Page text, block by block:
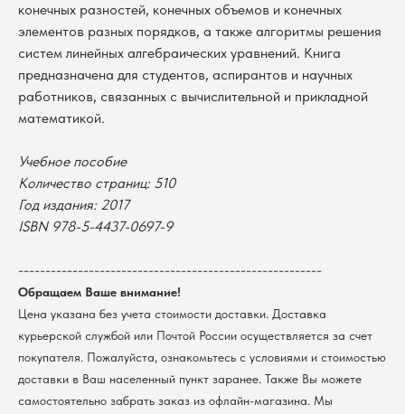
конечных разностей, конечных объемов и конечных
элементов разных порядков, а также алгоритмы решения
систем линейных алгебраических уравнений. Книга
предназначена для студентов, аспирантов и научных
работников, связанных с вычислительной и прикладной
математикой.
Учебное пособие
Количество страниц: 510
Год издания: 2017
ISBN 978-5-4437-0697-9
--------------------------------------------------------
Обращаем Ваше внимание!
Цена указана без учета стоимости доставки. Доставка
курьерской службой или Почтой России осуществляется за счет
покупателя. Пожалуйста, ознакомьтесь с условиями и стоимостью
доставки в Ваш населенный пункт заранее. Также Вы можете
самостоятельно забрать заказ из офлайн-магазина. Мы
Все права защищены
Политика обработки персональных данных
Согласие на обработку персональных данных
пользователей сайта
университет
г. Новосибирск, ул. Пирогова, 3
ИНН 5408106490